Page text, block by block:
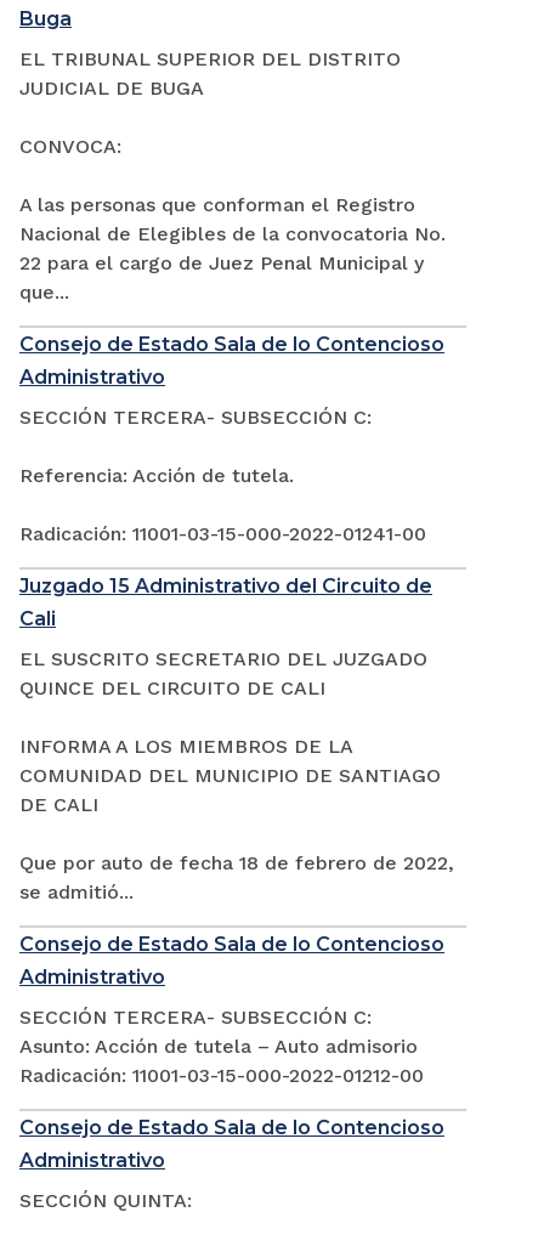
Buga
EL TRIBUNAL SUPERIOR DEL DISTRITO
JUDICIAL DE BUGA
CONVOCA:
A las personas que conforman el Registro
Nacional de Elegibles de la convocatoria No.
22 para el cargo de Juez Penal Municipal y
que...
Consejo de Estado Sala de lo Contencioso
Administrativo
SECCIÓN TERCERA- SUBSECCIÓN C:
Referencia: Acción de tutela.
Radicación: 11001-03-15-000-2022-01241-00
Juzgado 15 Administrativo del Circuito de
Cali
EL SUSCRITO SECRETARIO DEL JUZGADO
QUINCE DEL CIRCUITO DE CALI
INFORMA A LOS MIEMBROS DE LA
COMUNIDAD DEL MUNICIPIO DE SANTIAGO
DE CALI
Que por auto de fecha 18 de febrero de 2022,
se admitió...
Consejo de Estado Sala de lo Contencioso
Administrativo
SECCIÓN TERCERA- SUBSECCIÓN C:
Asunto: Acción de tutela – Auto admisorio
Radicación: 11001-03-15-000-2022-01212-00
Consejo de Estado Sala de lo Contencioso
Administrativo
SECCIÓN QUINTA: